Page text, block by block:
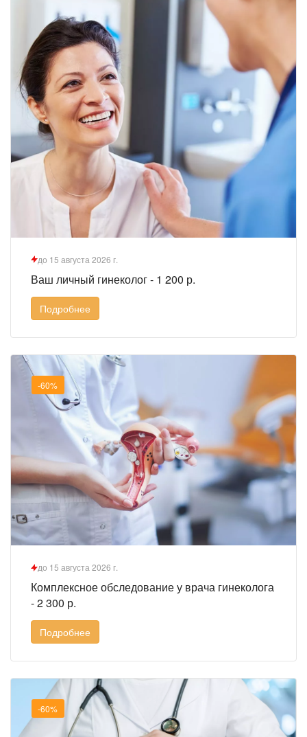
до 15 августа 2026 г.
Ваш личный гинеколог - 1 200 р.
Подробнее
-60%
до 15 августа 2026 г.
Комплексное обследование у врача гинеколога
- 2 300 р.
Подробнее
-60%